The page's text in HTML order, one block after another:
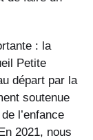
: la
Petite
départ par la
soutenue
l’enfance
2021, nous